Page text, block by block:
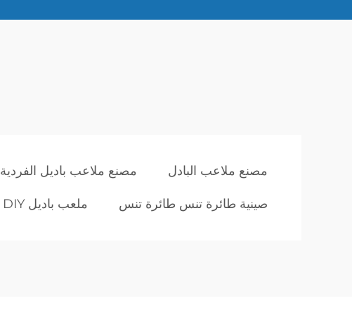
مصنع ملاعب البادل مصنع ملاعب باديل الفردية
صينية طائرة تنس طائرة تنس ملعب باديل DIY في الصين